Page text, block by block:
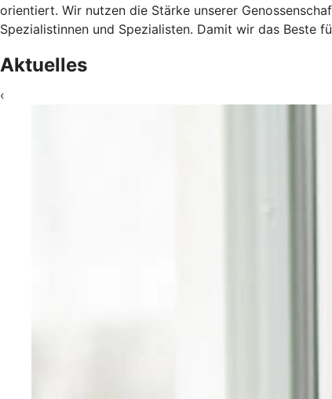
orientiert. Wir nutzen die Stärke unserer
Spezialistinnen und Spezialisten. Damit wir das Beste
Aktuelles
‹